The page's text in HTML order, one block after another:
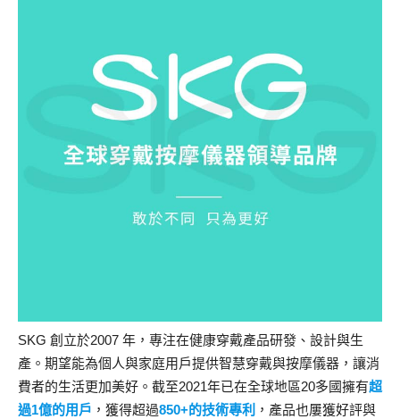
SKG 創立於2007 年，專注在健康穿戴產品研發、設計與生
產。期望能為個人與家庭用戶提供智慧穿戴與按摩儀器，讓消
費者的生活更加美好。截至2021年已在全球地區20多國擁有超
過1億的用戶 ，獲得超過850+的技術專利 ，產品也屢獲好評與